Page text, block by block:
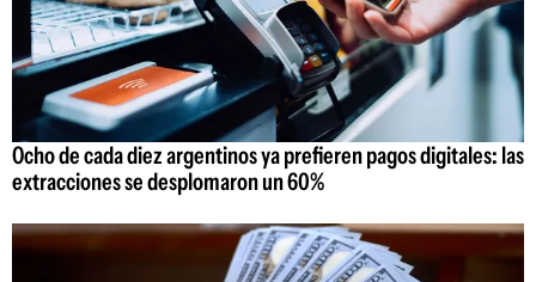
Ocho de cada diez argentinos ya prefieren pagos digitales: las
extracciones se desplomaron un 60%